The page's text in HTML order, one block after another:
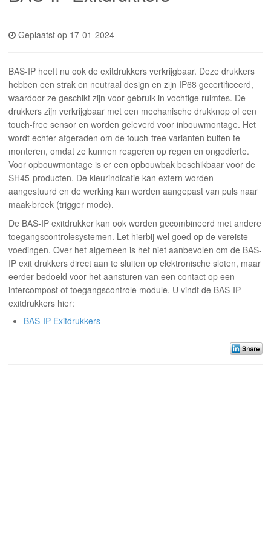
Geplaatst op 17-01-2024
BAS-IP heeft nu ook de exitdrukkers verkrijgbaar. Deze drukkers
hebben een strak en neutraal design en zijn IP68 gecertificeerd,
waardoor ze geschikt zijn voor gebruik in vochtige ruimtes. De
drukkers zijn verkrijgbaar met een mechanische drukknop of een
touch-free sensor en worden geleverd voor inbouwmontage. Het
wordt echter afgeraden om de touch-free varianten buiten te
monteren, omdat ze kunnen reageren op regen en ongedierte.
Voor opbouwmontage is er een opbouwbak beschikbaar voor de
SH45-producten. De kleurindicatie kan extern worden
aangestuurd en de werking kan worden aangepast van puls naar
maak-breek (trigger mode).
De BAS-IP exitdrukker kan ook worden gecombineerd met andere
toegangscontrolesystemen. Let hierbij wel goed op de vereiste
voedingen. Over het algemeen is het niet aanbevolen om de BAS-
IP exit drukkers direct aan te sluiten op elektronische sloten, maar
eerder bedoeld voor het aansturen van een contact op een
intercompost of toegangscontrole module. U vindt de BAS-IP
exitdrukkers hier:
BAS-IP Exitdrukkers